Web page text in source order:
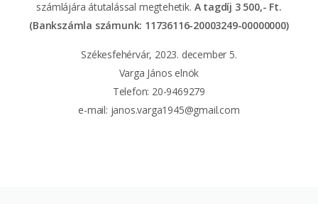
számlájára átutalással megtehetik. A tagdíj 3 500,- Ft.
(Bankszámla számunk: 11736116-20003249-00000000)
Székesfehérvár, 2023. december 5.
Varga János elnök
Telefon: 20-9469279
e-mail: janos.varga1945@gmail.com